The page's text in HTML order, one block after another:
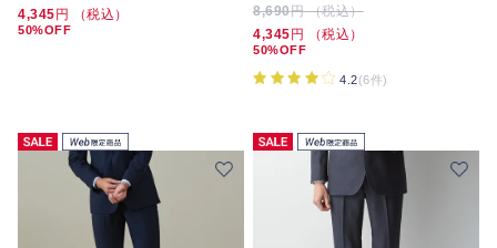
4,345円 （税込）
50%OFF
8,690円 （税込）
4,345円 （税込）
50%OFF
4.2(6件)